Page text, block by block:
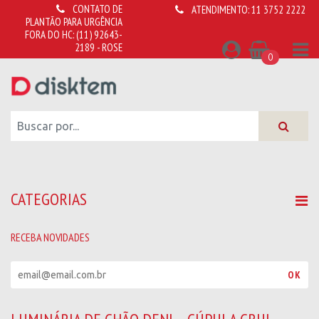
CONTATO DE
PLANTÃO PARA URGÊNCIA
FORA DO HC:(11) 92643-
2189 - ROSE
ATENDIMENTO:11 3752 2222
0
CATEGORIAS
RECEBA NOVIDADES
OK